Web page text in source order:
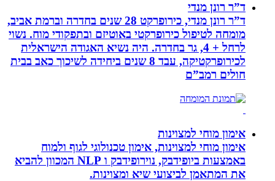
ד”ר רונן מנדי
ד”ר רונן מנדי, כירופרקט 28 שנים בחדרה וברמת אביב,
מומחה לטיפול כירופרקטי באוטיזם ובתפקודי מוח. נשוי
לרחל + 4, גר בחדרה. היה נשיא האגודה הישראלית
לכירופרקטיקה, עבד 8 שנים ביחידה לשיכוך כאב בבית
חולים רמב”ם
אימון מוחי למצוינות
אימון מוחי למצוינות, אימון טכנולוגי לגוף ולמוח
באמצעות ביופידבק, נוירופידבק ו NLP המכוון להביא
את המתאמן לביצועי שיא ומצוינות.